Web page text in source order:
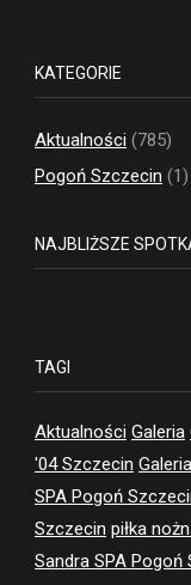
KATEGORIE
Aktualności (785)
Pogoń Szczecin (1)
NAJBLIŻSZE
TAGI
Aktualności Galeria
'04 Szczecin
SPA Pogoń
Szczecin piłka
Sandra SPA Pogoń